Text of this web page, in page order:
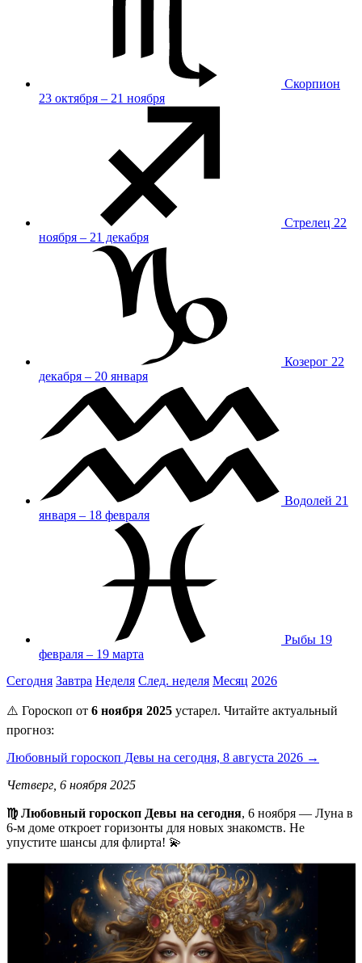
Скорпион
23 октября – 21 ноября
Стрелец 22
ноября – 21 декабря
Козерог 22
декабря – 20 января
Водолей 21
января – 18 февраля
Рыбы 19
февраля – 19 марта
Сегодня Завтра Неделя След. неделя Месяц 2026
⚠️ Гороскоп от 6 ноября 2025 устарел. Читайте актуальный
прогноз:
Любовный гороскоп Девы на сегодня, 8 августа 2026 →
Четверг, 6 ноября 2025
♍ Любовный гороскоп Девы на сегодня, 6 ноября — Луна в
6-м доме откроет горизонты для новых знакомств. Не
упустите шансы для флирта! 💫